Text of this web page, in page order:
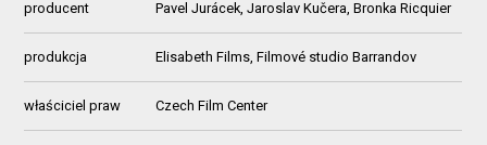
producent Pavel Jurácek, Jaroslav Kučera, Bronka Ricquier
produkcja Elisabeth Films, Filmové studio Barrandov
właściciel praw Czech Film Center